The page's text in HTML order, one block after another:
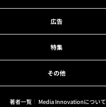
広告
特集
その他
著者一覧 Media Innovationについて